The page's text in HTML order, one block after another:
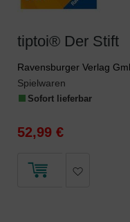
tiptoi® Der Stift
Ravensburger Verlag
Spielwaren
Sofort lieferbar
52,99 €